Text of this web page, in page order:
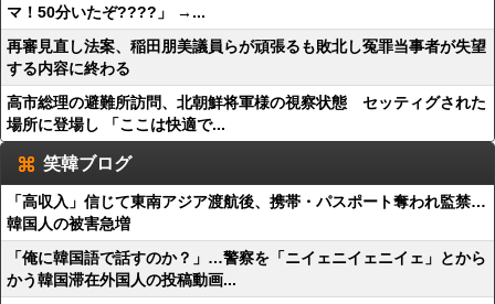
マ！50分いたぞ????」 →...
再審見直し法案、稲田朋美議員らが頑張るも敗北し冤罪当事者が失望
する内容に終わる
高市総理の避難所訪問、北朝鮮将軍様の視察状態 セッティグされた
場所に登場し 「ここは快適で...
笑韓ブログ
「高収入」信じて東南アジア渡航後、携帯・パスポート奪われ監禁…
韓国人の被害急増
「俺に韓国語で話すのか？」…警察を「ニイェニイェニイェ」とから
かう韓国滞在外国人の投稿動画...